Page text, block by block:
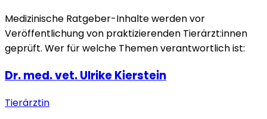
Medizinische Ratgeber-Inhalte werden vor
Veröffentlichung von praktizierenden Tierärzt:innen
geprüft. Wer für welche Themen verantwortlich ist:
Dr. med. vet. Ulrike Kierstein
Tierärztin